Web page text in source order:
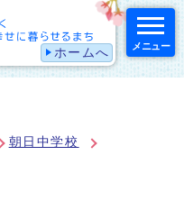
ホームへ メニュー
朝日中学校